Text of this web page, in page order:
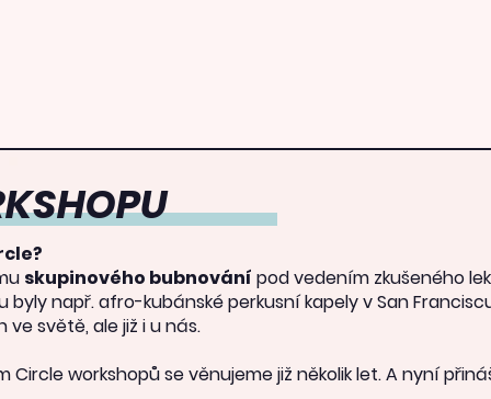
skupinového bubnování pod vedením zkušeného
byly např. afro-kubánské perkusní kapely v San
ve světě, ale již i u nás.
Circle workshopů se věnujeme již několik let. A nyní